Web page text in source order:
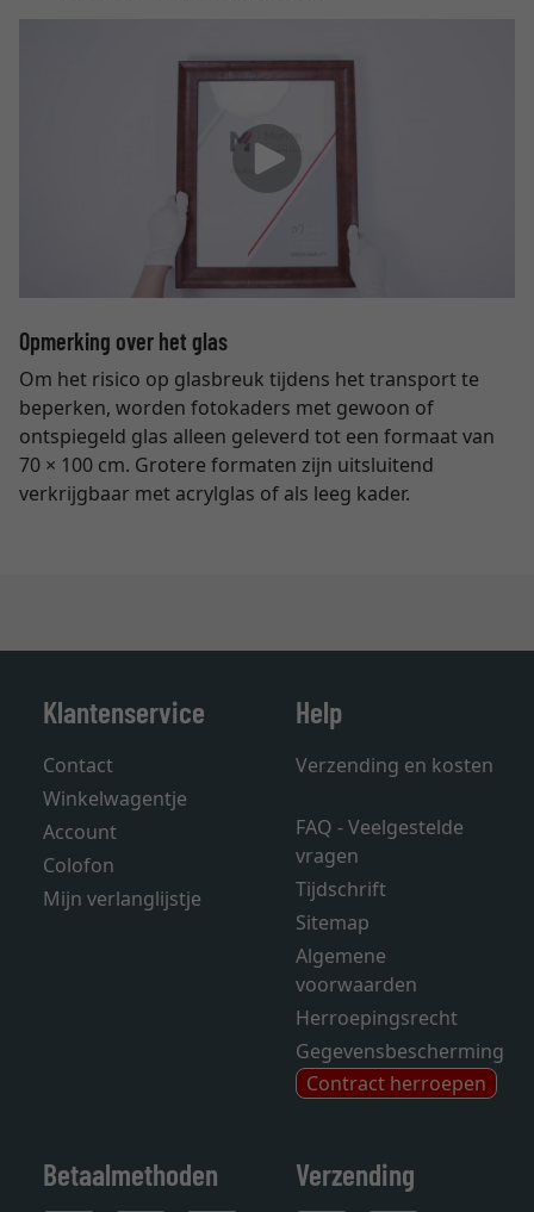
Opmerking over het glas
Om het risico op glasbreuk tijdens het transport te
beperken, worden fotokaders met gewoon of
ontspiegeld glas alleen geleverd tot een formaat van
70 × 100 cm. Grotere formaten zijn uitsluitend
verkrijgbaar met acrylglas of als leeg kader.
Klantenservice
Contact
Winkelwagentje
Account
Colofon
Mijn verlanglijstje
Help
Verzending en kosten
FAQ - Veelgestelde
vragen
Tijdschrift
Sitemap
Algemene
voorwaarden
Herroepingsrecht
Gegevensbescherming
Contract herroepen
Betaalmethoden Verzending